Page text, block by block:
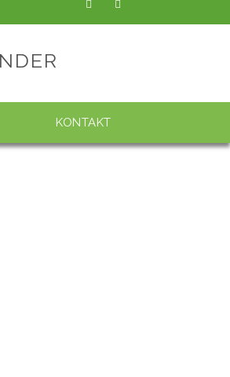
KONTAKT